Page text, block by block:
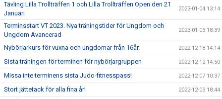
Tävling Lilla Trollträffen 1 och Lilla Trollträffen Open den 21
Januari
2023-01-04 13:14
Terminsstart VT 2023. Nya träningstider för Ungdom och
Ungdom Avancerad
2023-01-03 18:39
Nybörjarkurs för vuxna och ungdomar från 16år. 2022-12-18 14:14
Sista träningen för terminen för nybörjargruppen 2022-12-12 14:50
Missa inte terminens sista Judo-fitnesspass! 2022-12-07 10:37
Stort jättetack för alla fina år! 2022-12-03 18:44